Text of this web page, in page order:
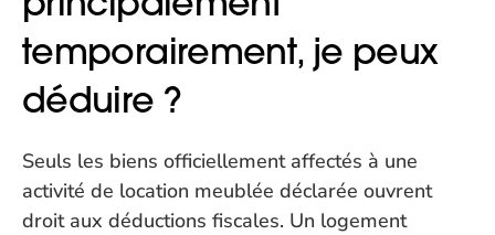
temporairement, je peux
déduire ?
Seuls les biens officiellement affectés à une
activité de location meublée déclarée ouvrent
droit aux déductions fiscales. Un logement